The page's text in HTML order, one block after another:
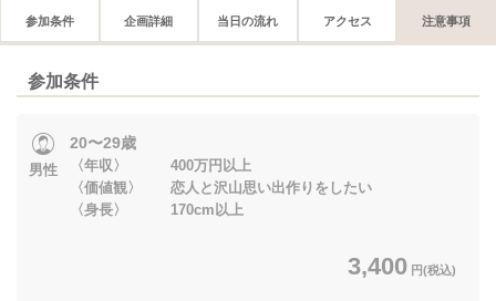
参加条件 企画詳細 当日の流れ アクセス 注意事項
参加条件
男性
20〜29歳
〈年収〉 400万円以上
〈価値観〉 恋人と沢山思い出作りをしたい
〈身長〉 170cm以上
3,400 円(税込)